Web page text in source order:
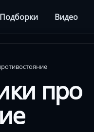
Подборки Видео
про